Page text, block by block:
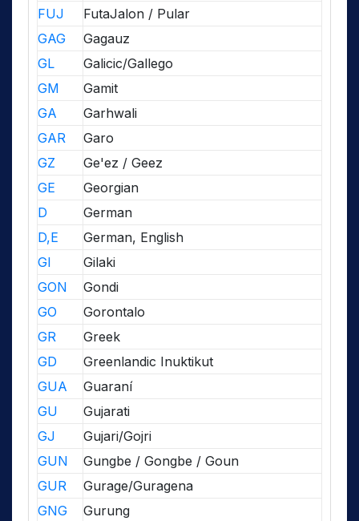
FUJ
FutaJalon / Pular
GAG
Gagauz
GL
Galicic/Gallego
GM
Gamit
GA
Garhwali
GAR
Garo
GZ
Ge'ez / Geez
GE
Georgian
D
German
D,E
German, English
GI
Gilaki
GON
Gondi
GO
Gorontalo
GR
Greek
GD
Greenlandic Inuktikut
GUA
Guaraní
GU
Gujarati
GJ
Gujari/Gojri
GUN
Gungbe / Gongbe / Goun
GUR
Gurage/Guragena
GNG
Gurung